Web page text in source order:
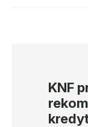
KNF